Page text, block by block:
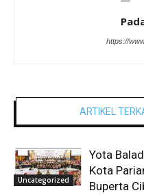
https://
ARTIKEL
Uncategorized
Yota
Kota
Buperta